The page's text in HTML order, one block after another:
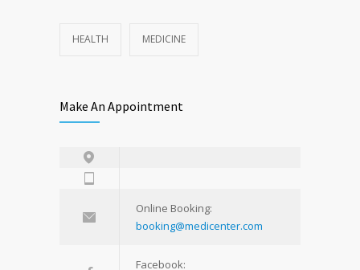
HEALTH MEDICINE
Make An Appointment
Online Booking:
booking@medicenter.com
Facebook: